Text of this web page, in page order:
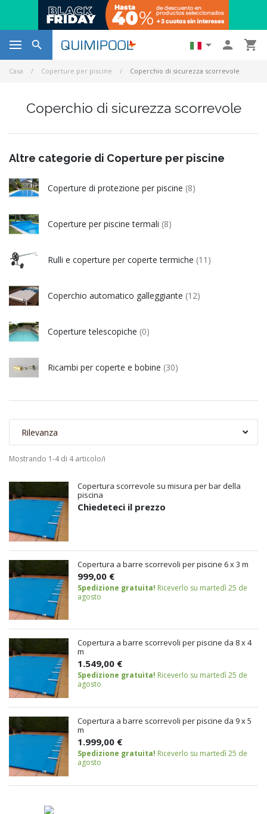
   
Casa Coperture per piscine Coperchio di sicurezza scorrevole
Coperchio di sicurezza scorrevole
Altre categorie di Coperture per piscine
Coperture di protezione per piscine (8)
Coperture per piscine termali (8)
Rulli e coperture per coperte termiche (11)
Coperchio automatico galleggiante (12)
Coperture telescopiche (0)
Ricambi per coperte e bobine (30)
Rilevanza
Mostrando 1-4 di 4 articolo/i
Copertura scorrevole su misura per bar della
piscina
Chiedeteci il prezzo
Copertura a barre scorrevoli per piscine 6 x 3 m
999,00 €
Spedizione gratuita! Riceverlo su martedì 25 de
agosto
Copertura a barre scorrevoli per piscine da 8 x 4
m
1.549,00 €
Spedizione gratuita! Riceverlo su martedì 25 de
agosto
Copertura a barre scorrevoli per piscine da 9 x 5
m
1.999,00 €
Spedizione gratuita! Riceverlo su martedì 25 de
agosto